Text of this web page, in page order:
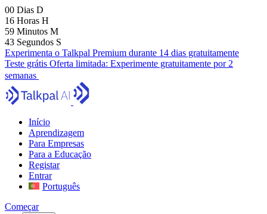
00 Dias D
16 Horas H
59 Minutos M
41 Segundos S
Experimenta o Talkpal Premium durante 14 dias gratuitamente
Teste grátis Oferta limitada: Experimente gratuitamente por 2
semanas
Início
Aprendizagem
Para Empresas
Para a Educação
Registar
Entrar
Português
Começar